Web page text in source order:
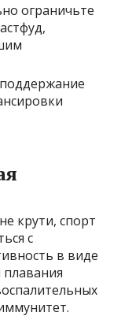
ограничьте
крути, спорт
с
в виде
плавания